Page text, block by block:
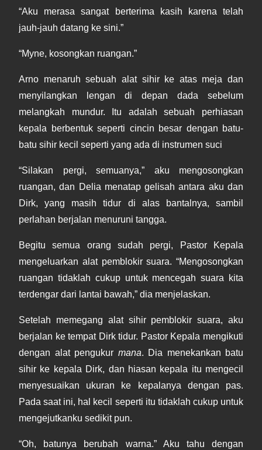
“Aku merasa sangat berterima kasih karena telah
jauh-jauh datang ke sini.”
“Myne, kosongkan ruangan.”
Arno menaruh sebuah alat sihir ke atas meja dan
menyilangkan lengan di depan dada sebelum
melangkah mundur. Itu adalah sebuah perhiasan
kepala berbentuk seperti cincin besar dengan batu-
batu sihir kecil seperti yang ada di instrumen suci
“Silakan pergi, semuanya,” aku mengosongkan
ruangan, dan Delia menatap gelisah antara aku dan
Dirk, yang masih tidur di alas bantalnya, sambil
perlahan berjalan menuruni tangga.
Begitu semua orang sudah pergi, Pastor Kepala
mengeluarkan alat pemblokir suara. “Mengosongkan
ruangan tidaklah cukup untuk mencegah suara kita
terdengar dari lantai bawah,” dia menjelaskan.
Setelah memegang alat sihir pemblokir suara, aku
berjalan ke tempat Dirk tidur. Pastor Kepala mengikuti
dengan alat pengukur mana. Dia menekankan batu
sihir ke kepala Dirk, dan hiasan kepala itu mengecil
menyesuaikan ukuran ke kepalanya dengan pas.
Pada saat ini, hal kecil seperti itu tidaklah cukup untuk
mengejutkanku sedikit pun.
“Oh, batunya berubah warna.” Aku tahu dengan